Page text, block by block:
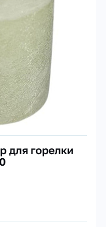
для горелки